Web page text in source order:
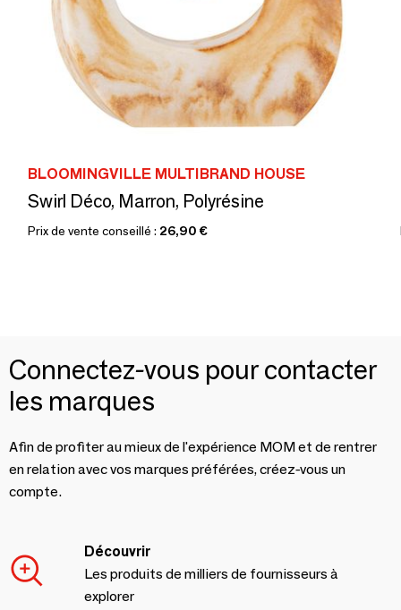
BLOOMINGVILLE MULTIBRAND HOUSE
Swirl Déco, Marron, Polyrésine
Prix de vente conseillé : 26,90 €
Connectez-vous pour contacter
les marques
Afin de profiter au mieux de l'expérience MOM et de rentrer
en relation avec vos marques préférées, créez-vous un
compte.
Découvrir
Les produits de milliers de fournisseurs à
explorer